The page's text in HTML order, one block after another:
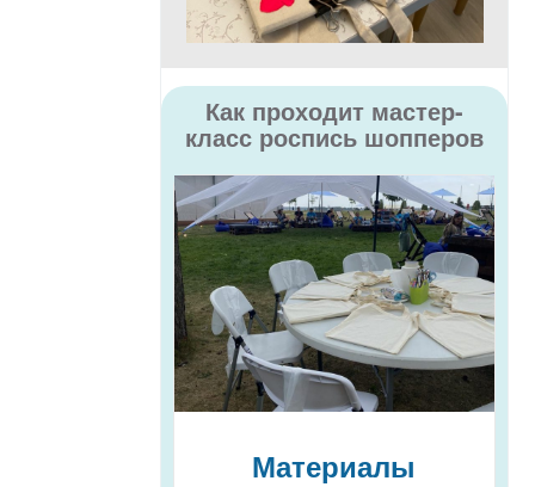
Как проходит мастер-
класс роспись шопперов
Материалы